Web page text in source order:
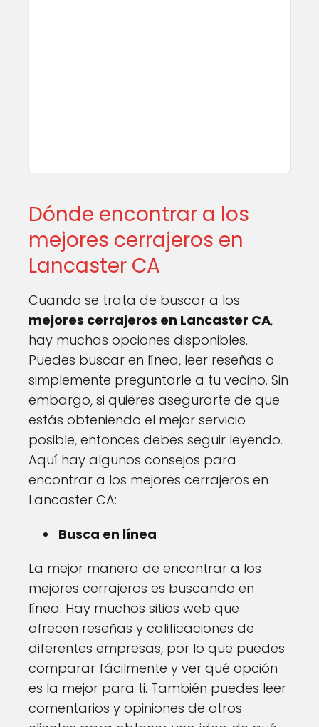
Dónde encontrar a los
mejores cerrajeros en
Lancaster CA
Cuando se trata de buscar a los
mejores cerrajeros en Lancaster CA,
hay muchas opciones disponibles.
Puedes buscar en línea, leer reseñas o
simplemente preguntarle a tu vecino. Sin
embargo, si quieres asegurarte de que
estás obteniendo el mejor servicio
posible, entonces debes seguir leyendo.
Aquí hay algunos consejos para
encontrar a los mejores cerrajeros en
Lancaster CA:
Busca en línea
La mejor manera de encontrar a los
mejores cerrajeros es buscando en
línea. Hay muchos sitios web que
ofrecen reseñas y calificaciones de
diferentes empresas, por lo que puedes
comparar fácilmente y ver qué opción
es la mejor para ti. También puedes leer
comentarios y opiniones de otros